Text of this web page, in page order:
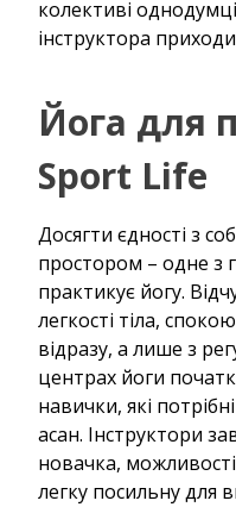
колективі
інструктора
Йога для
Sport Life
Досягти єдності з
простором – одне з
практикує йогу.
легкості тіла,
відразу, а лише з
центрах йоги
навички, які
асан. Інструктори
новачка,
легку посильну для